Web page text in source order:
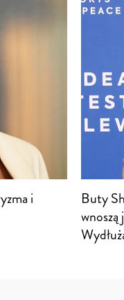
i
Buty
wnoszą